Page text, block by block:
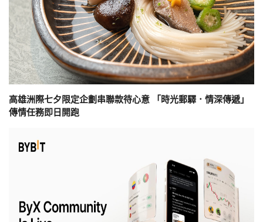
高雄洲際七夕限定企劃串聯款待心意 「時光郵驛．情深傳遞」
傳情任務即日開跑